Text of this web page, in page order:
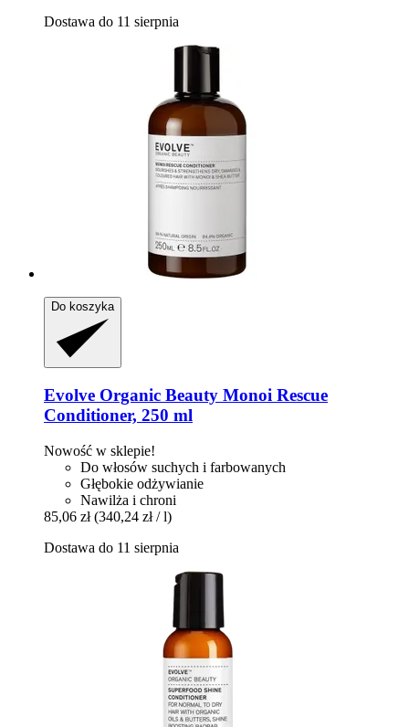
Dostawa do 11 sierpnia
Do koszyka
Evolve Organic Beauty Monoi Rescue
Conditioner, 250 ml
Nowość w sklepie!
Do włosów suchych i farbowanych
Głębokie odżywianie
Nawilża i chroni
85,06 zł (340,24 zł / l)
Dostawa do 11 sierpnia